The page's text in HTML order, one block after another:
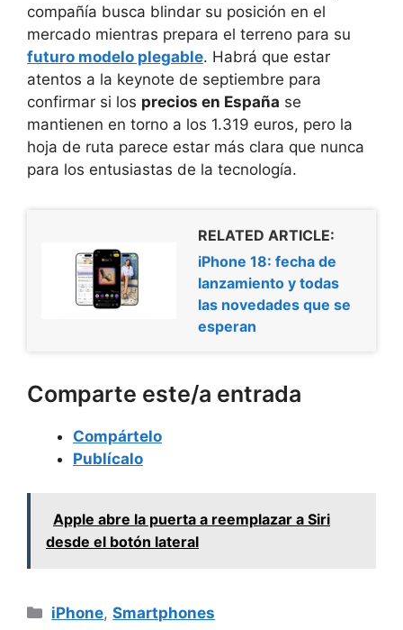
compañía busca blindar su posición en el
mercado mientras prepara el terreno para su
futuro modelo plegable. Habrá que estar
atentos a la keynote de septiembre para
confirmar si los precios en España se
mantienen en torno a los 1.319 euros, pero la
hoja de ruta parece estar más clara que nunca
para los entusiastas de la tecnología.
RELATED ARTICLE:
iPhone 18: fecha de
lanzamiento y todas
las novedades que se
esperan
Comparte este/a entrada
Compártelo
Publícalo
Apple abre la puerta a reemplazar a Siri
desde el botón lateral
Categorías
iPhone,Smartphones